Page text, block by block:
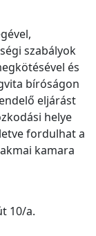
szabályok
és
bíróságon
eljárást
helye
fordulhat a
kamara
10/a.